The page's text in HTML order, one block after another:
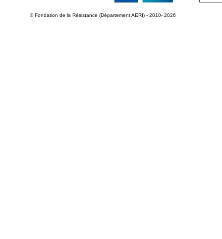
© Fondation de la Résistance (Département AERI) - 2010- 2026